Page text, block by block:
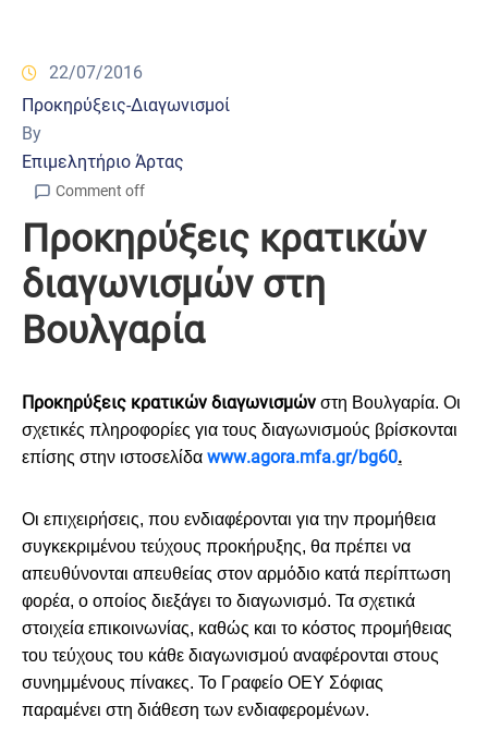
22/07/2016
Προκηρύξεις-Διαγωνισμοί
By
Επιμελητήριο Άρτας
Comment off
Προκηρύξεις κρατικών
διαγωνισμών στη
Βουλγαρία
Προκηρύξεις κρατικών διαγωνισμών στη Βουλγαρία. Οι
σχετικές πληροφορίες για τους διαγωνισμούς βρίσκονται
επίσης στην ιστοσελίδα www.agora.mfa.gr/bg60.
Οι επιχειρήσεις, που ενδιαφέρονται για την προμήθεια
συγκεκριμένου τεύχους προκήρυξης, θα πρέπει να
απευθύνονται απευθείας στον αρμόδιο κατά περίπτωση
φορέα, ο οποίος διεξάγει το διαγωνισμό. Τα σχετικά
στοιχεία επικοινωνίας, καθώς και το κόστος προμήθειας
του τεύχους του κάθε διαγωνισμού αναφέρονται στους
συνημμένους πίνακες. Το Γραφείο ΟΕΥ Σόφιας
παραμένει στη διάθεση των ενδιαφερομένων.